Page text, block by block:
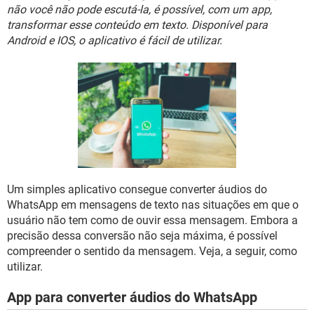
GUIA DE COMPRAS
INSTAGRAM GMAIL
GUIA DE COMPRAS
CELULAR FACEBOOK
OUTLOOK EXCEL
GUIA DE COMPRAS
não você não pode escutá-la, é possível, com um app,
transformar esse conteúdo em texto. Disponível para
Android e IOS, o aplicativo é fácil de utilizar.
Um simples aplicativo consegue converter áudios do
WhatsApp em mensagens de texto nas situações em que o
usuário não tem como de ouvir essa mensagem. Embora a
precisão dessa conversão não seja máxima, é possível
compreender o sentido da mensagem. Veja, a seguir, como
utilizar.
App para converter áudios do WhatsApp